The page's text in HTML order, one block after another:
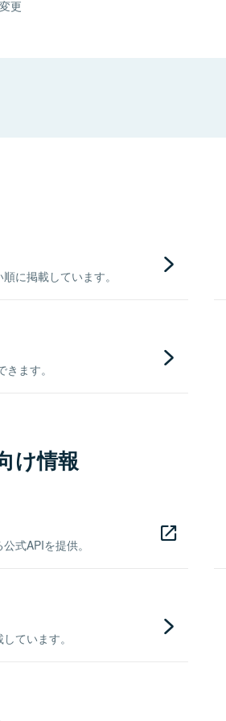
更
に掲載しています。
ます。
け情報
式APIを提供。
ています。